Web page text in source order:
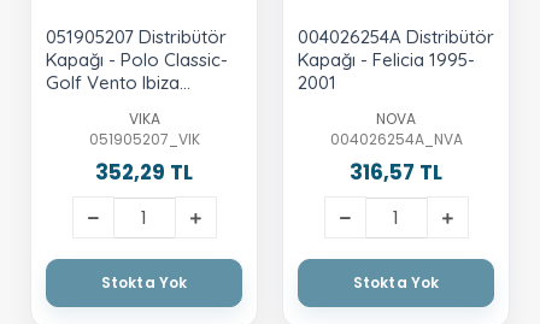
051905207 Distribütör
Kapağı - Polo Classic-
Golf Vento Ibiza
VIKA
051905207_VIK
352,29 TL
Stokta Yok
004026254A Distribütör
Kapağı - Felicia 1995-
2001
NOVA
004026254A_NVA
316,57 TL
Stokta Yok